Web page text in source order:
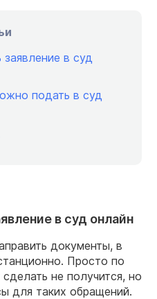
в суд
подать в суд
в суд онлайн
документы, в
Просто по
не получится, но
для таких обращений.